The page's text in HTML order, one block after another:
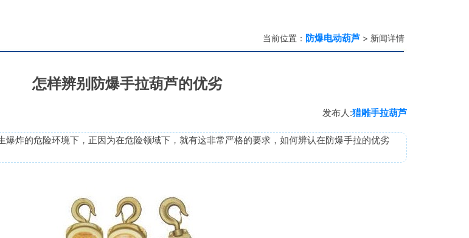
当前位置： 防爆电动葫芦 > 新闻详情
怎样辨别防爆手拉葫芦的优劣
发布人:猎雕手拉葫芦
炸的危险环境下，正因为在危险领域下，就有这非常严格的要求，如何辨认在防爆手拉的优劣